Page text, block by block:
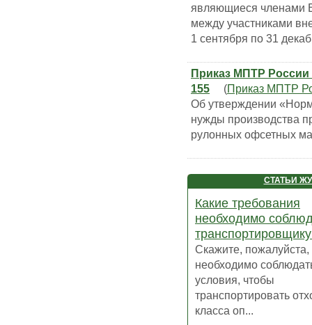
являющиеся членами
между участниками
1 сентября по 31
Приказ МПТР России
155 (Приказ МПТР
Об утверждении «Норм
нужды производства
рулонных офсетных
СТАТЬИ
Какие требования
необходимо
Скажите, пожалуйста,
необходимо
условия, чтобы
транспортировать
класса оп...